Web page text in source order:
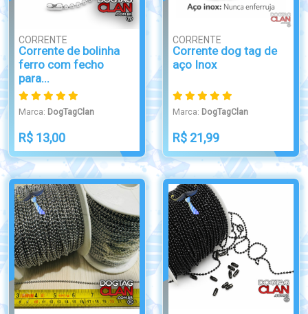
CORRENTE
Corrente de bolinha
ferro com fecho
para...
Marca: DogTagClan
R$ 13,00
CORRENTE
Corrente dog tag de
aço Inox
Marca: DogTagClan
R$ 21,99